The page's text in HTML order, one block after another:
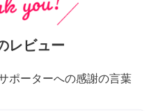
レビュー
ポーターへの感謝の言葉